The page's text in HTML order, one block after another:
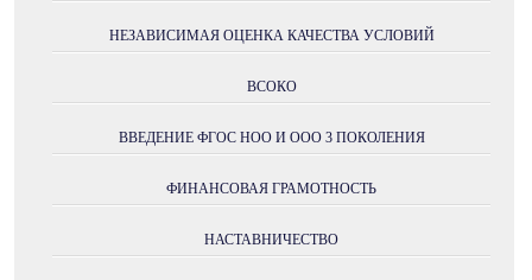
НЕЗАВИСИМАЯ ОЦЕНКА КАЧЕСТВА УСЛОВИЙ
ВСОКО
ВВЕДЕНИЕ ФГОС НОО И ООО 3 ПОКОЛЕНИЯ
ФИНАНСОВАЯ ГРАМОТНОСТЬ
НАСТАВНИЧЕСТВО